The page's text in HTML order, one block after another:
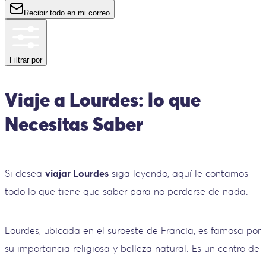
Recibir todo en mi correo
Filtrar por
Viaje a Lourdes: lo que
Necesitas Saber
Si desea viajar Lourdes siga leyendo, aquí le contamos
todo lo que tiene que saber para no perderse de nada.
Lourdes, ubicada en el suroeste de Francia, es famosa por
su importancia religiosa y belleza natural. Es un centro de